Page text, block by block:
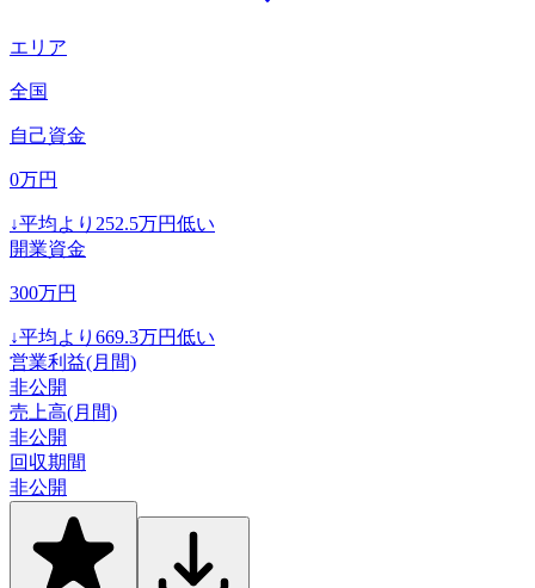
エリア
全国
自己資金
0万円
↓平均より 252.5万円低い
開業資金
300万円
↓平均より 669.3万円低い
営業利益(月間)
非公開
売上高(月間)
非公開
回収期間
非公開